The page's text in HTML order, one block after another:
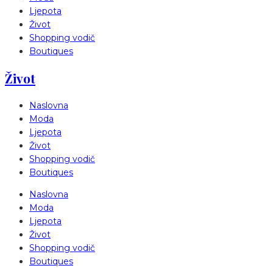
Ljepota
Život
Shopping vodič
Boutiques
Život
Naslovna
Moda
Ljepota
Život
Shopping vodič
Boutiques
Naslovna
Moda
Ljepota
Život
Shopping vodič
Boutiques